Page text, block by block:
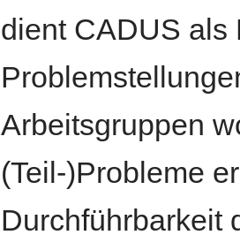
dient CADUS als
Arbeitsgruppen
(Teil-)Probleme
Durchführbarkeit